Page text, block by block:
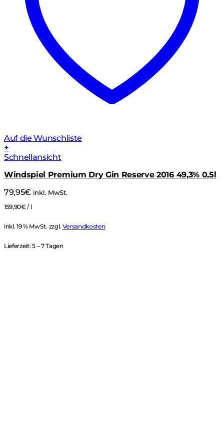
Auf die Wunschliste
+
Schnellansicht
Windspiel Premium Dry Gin Reserve 2016 49,3% 0,5l
79,95€ inkl. MwSt.
159,90€ / l
inkl. 19 % MwSt. zzgl. Versandkosten
Lieferzeit:5 – 7 Tagen